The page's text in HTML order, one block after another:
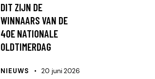
DIT ZIJN DE
WINNAARS VAN DE
40E NATIONALE
OLDTIMERDAG
NIEUWS 20 juni 2026